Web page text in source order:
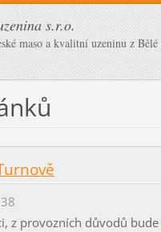
s.r.o.
maso a kvalitní uzeninu z Bělé
z provozních důvodů